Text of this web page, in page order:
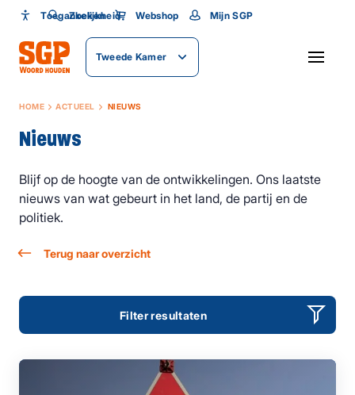
Toegankelijkheid
Toegankelijkheid
Lettergrootte
Zoeken Webshop Mijn SGP
Tweede Kamer
HOME ACTUEEL NIEUWS
Nieuws
Blijf op de hoogte van de ontwikkelingen. Ons laatste
nieuws van wat gebeurt in het land, de partij en de
politiek.
Terug naar overzicht
Filter resultaten